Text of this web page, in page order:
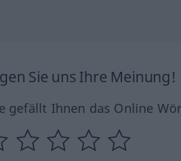
Sie uns Ihre Meinung!
gefällt Ihnen das Online